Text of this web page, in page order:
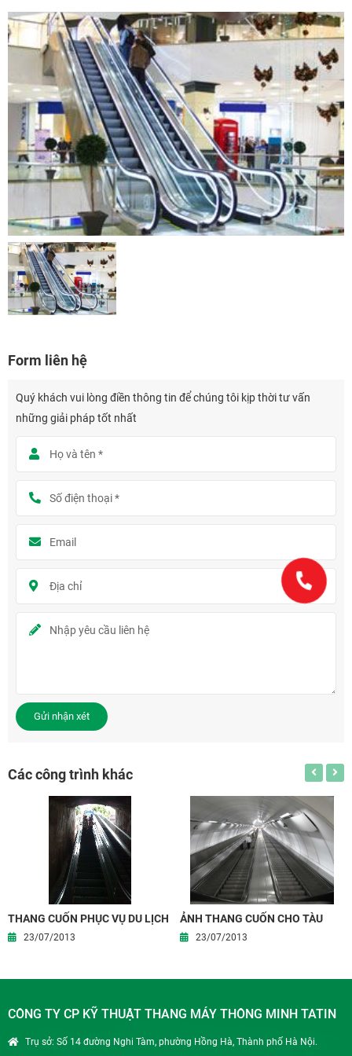
Form liên hệ
Quý khách vui lòng điền thông tin để chúng tôi kịp thời tư vấn
những giải pháp tốt nhất
Gửi nhận xét
Các công trình khác
THANG CUỐN PHỤC VỤ DU LỊCH
23/07/2013
ẢNH THANG CUỐN CHO TÀU
SÂN BAY
23/07/2013
CÔNG TY CP KỸ THUẬT THANG MÁY THÔNG MINH TATIN
Trụ sở: Số 14 đường Nghi Tàm, phường Hồng Hà, Thành phố Hà Nội.